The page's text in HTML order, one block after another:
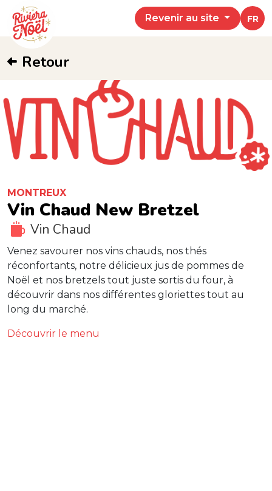
Revenir au site FR
Retour
MONTREUX
Vin Chaud New Bretzel
Vin Chaud
Venez savourer nos vins chauds, nos thés
réconfortants, notre délicieux jus de pommes de
Noël et nos bretzels tout juste sortis du four, à
découvrir dans nos différentes gloriettes tout au
long du marché.
Découvrir le menu